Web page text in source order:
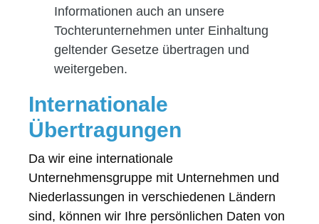
Informationen auch an unsere
Tochterunternehmen unter Einhaltung
geltender Gesetze übertragen und
weitergeben.
Internationale
Übertragungen
Da wir eine internationale
Unternehmensgruppe mit Unternehmen und
Niederlassungen in verschiedenen Ländern
sind, können wir Ihre persönlichen Daten von